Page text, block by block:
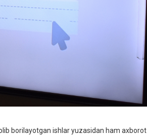
borilayotgan ishlar yuzasidan ham axborot